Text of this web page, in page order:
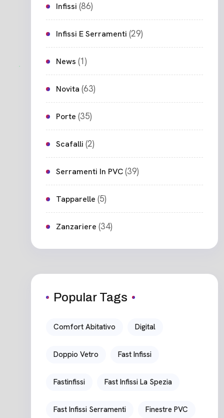
Infissi (86)
Infissi E Serramenti (29)
News (1)
Novita (63)
Porte (35)
Scafalli (2)
Serramenti In PVC(39)
Tapparelle (5)
Zanzariere (34)
Popular Tags
Comfort Abitativo Digital
Doppio Vetro Fast Infissi
Fastinfissi Fast Infissi La Spezia
Fast Infissi Serramenti Finestre PVC